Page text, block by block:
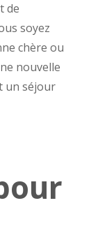
de
soyez
chère ou
nouvelle
un séjour